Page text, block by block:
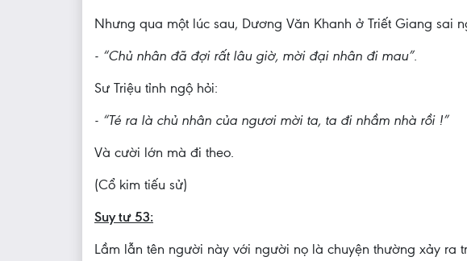
Nhưng qua một lúc sau, Dương Văn Khanh ở Triết Giang sai
- “Chủ nhân đã đợi rất lâu giờ, mời đại nhân đi mau”.
Sư Triệu tỉnh ngộ hỏi:
- “Té ra là chủ nhân của ngươi mời ta, ta đi nhầm nhà rồi !”
Và cười lớn mà đi theo.
(Cổ kim tiếu sử)
Suy tư 53:
Lầm lẫn tên người này với người nọ là chuyện thường xảy ra